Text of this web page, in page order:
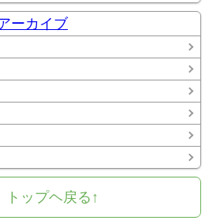
ーカイブ
トップヘ戻る↑